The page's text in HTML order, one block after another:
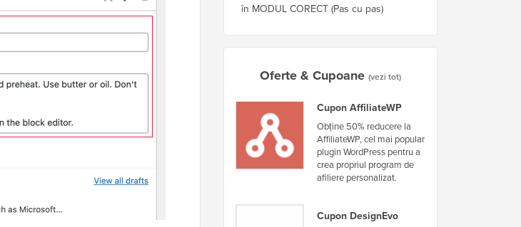
în MODUL CORECT (Pas cu pas)
Oferte & Cupoane (vezi tot)
Cupon AffiliateWP
Obține 50% reducere la
AffiliateWP, cel mai popular
plugin WordPress pentru a
crea propriul program de
afiliere personalizat.
Cupon DesignEvo